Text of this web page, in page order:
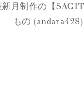
月制作の【
もの (andara428)